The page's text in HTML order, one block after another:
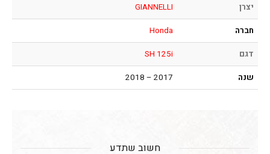
יצרן
GIANNELLI
חברה
Honda
דגם
SH 125i
שנה
2017 – 2018
חשוב שתדע